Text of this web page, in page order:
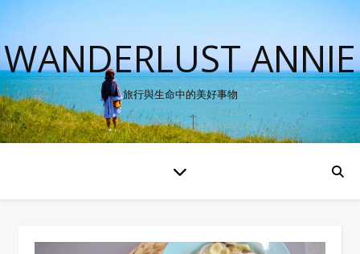
WANDERLUST ANNIE
旅行與生命中的美好事物